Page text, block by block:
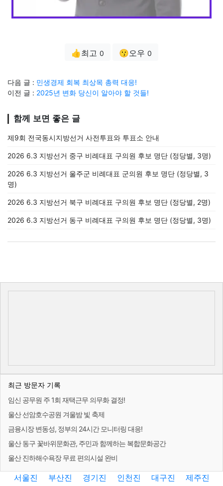
👍최고 0 😗오우 0
다음 글 : 민생경제 회복 최상목 총력 대응!
이전 글 : 2025년 변화 당신이 알아야 할 것들!
함께 보면 좋은 글
제9회 전국동시지방선거 사전투표와 투표소 안내
2026 6.3 지방선거 중구 비례대표 구의원 후보 명단 (정당별, 3명)
2026 6.3 지방선거 울주군 비례대표 군의원 후보 명단 (정당별, 3
명)
2026 6.3 지방선거 북구 비례대표 구의원 후보 명단 (정당별, 2명)
2026 6.3 지방선거 동구 비례대표 구의원 후보 명단 (정당별, 3명)
최근 방문자 기록
임신 공무원 주 1회 재택근무 의무화 결정!
울산 선암호수공원 겨울밤 빛 축제
금융시장 변동성, 정부의 24시간 모니터링 대응!
울산 동구 꽃바위문화관, 주민과 함께하는 복합문화공간
울산 진하해수욕장 무료 편의시설 완비
서울진 부산진 경기진 인천진 대구진
제주진